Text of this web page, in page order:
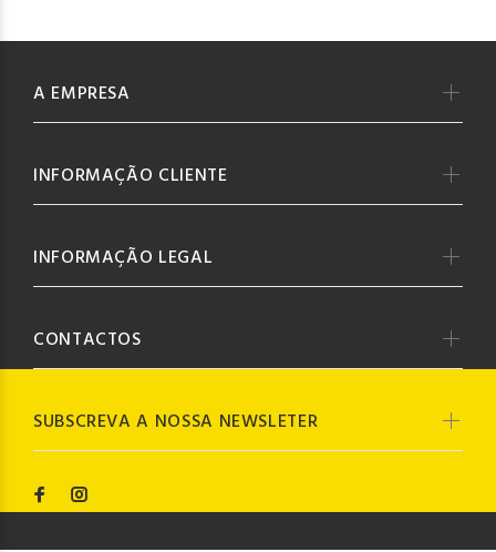
SUBSCREVA A NOSSA NEWSLETER
A EMPRESA
INFORMAÇÃO CLIENTE
INFORMAÇÃO LEGAL
CONTACTOS